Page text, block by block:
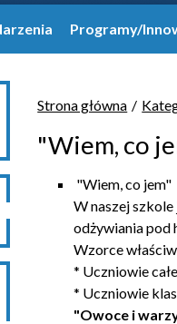
Programy/
Strona główna
"Wiem, co
"Wiem, co jem"
W naszej
odżywiania pod
Wzorce
* Uczniowie
* Uczniowie
"Owoce i